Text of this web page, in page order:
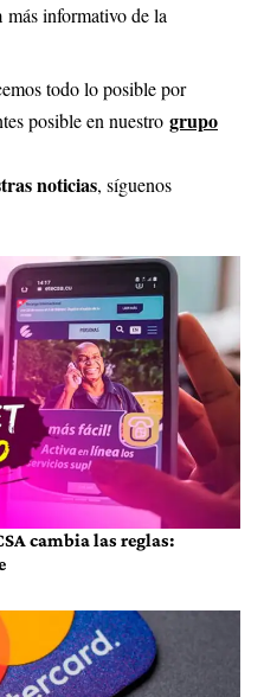
más informativo de la
todo lo posible por
posible en nuestro grupo
noticias, síguenos
cambia las reglas: